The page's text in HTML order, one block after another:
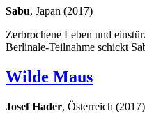
Sabu, Japan (2017)
Zerbrochene Leben und
Berlinale-Teilnahme schickt
Wilde Maus
Josef Hader, Österreich (2017)